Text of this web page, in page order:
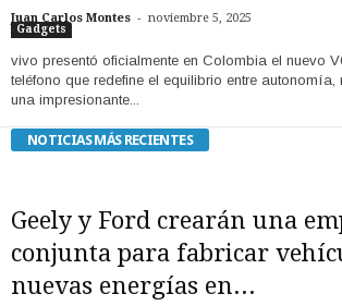
Juan Carlos Montes - noviembre 5, 2025
Gadgets
vivo presentó oficialmente en Colombia el nuevo
teléfono que redefine el equilibrio entre
una impresionante...
NOTICIAS MÁS RECIENTES
Geely y Ford crearán una
conjunta para fabricar
nuevas energías en...